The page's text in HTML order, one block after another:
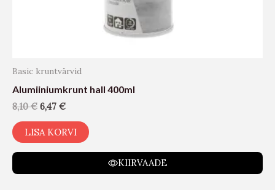
Basic kruntvärvid
Alumiiniumkrunt hall 400ml
8,10€ 6,47 €
LISA KORVI
KIIRVAADE